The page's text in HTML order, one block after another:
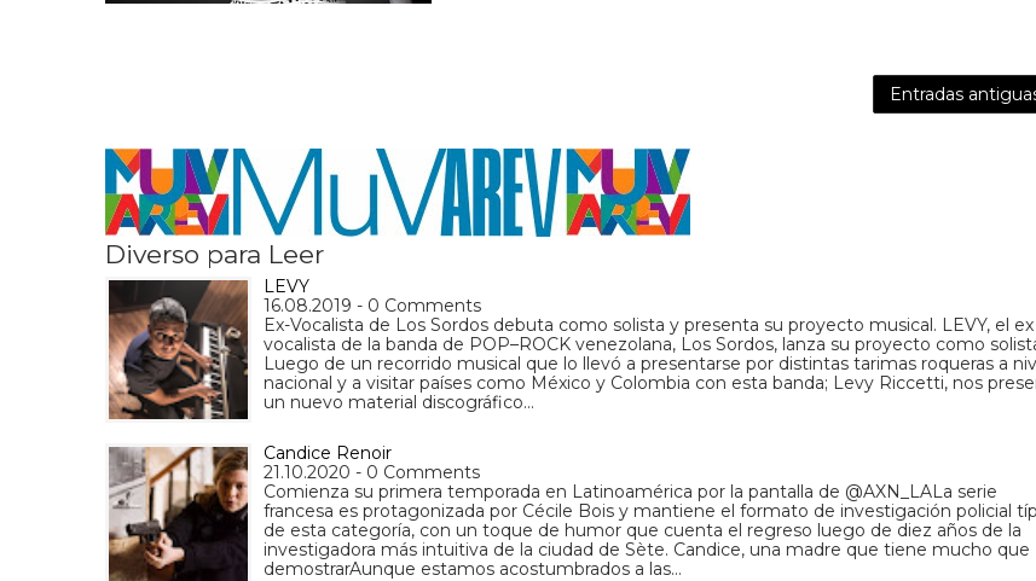
Entradas
Diverso para Leer
LEVY
16.08.2019 - 0 Comments
Ex-Vocalista de Los Sordos debuta como solista y presenta su proyecto musical. LEVY, el ex
vocalista de la banda de POP–ROCK venezolana, Los Sordos, lanza su proyecto como
Luego de un recorrido musical que lo llevó a presentarse por distintas tarimas roqueras a
nacional y a visitar países como México y Colombia con esta banda; Levy Riccetti, nos
un nuevo material discográfico…
Candice Renoir
21.10.2020 - 0 Comments
Comienza su primera temporada en Latinoamérica por la pantalla de @AXN_LALa serie
francesa es protagonizada por Cécile Bois y mantiene el formato de investigación policial
de esta categoría, con un toque de humor que cuenta el regreso luego de diez años de la
investigadora más intuitiva de la ciudad de Sète. Candice, una madre que tiene mucho que
demostrarAunque estamos acostumbrados a las…